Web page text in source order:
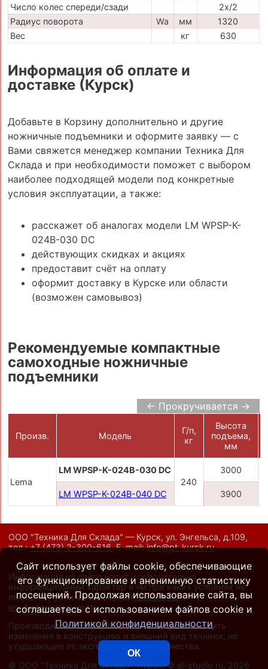
Число колес спереди/сзади
2x/2
Радиус поворота
Wa мм
1320
Вес
кг 630
Информация об оплате и
доставке (Курск)
Добавьте в Корзину дополнительно и другие
ножничные подъемники и оформите заявку — с
Вами свяжется менеджер компании Техника Для
Склада и при необходимости поможет с выбором
наиболее подходящей модели под конкретные
условия эксплуатации, а также:
расскажет об аналогах модели LM WPSP-K-
024B-030 DC
действующих скидках и акциях
предоставит счёт на оплату
оформит доставку в Курске или области
(возможен самовывоз)
Рекомендуемые компактные
самоходные ножничные
подъемники
← Прокручивается →
Произв. Модель
Г/п,
кг
Высота
подъема,
мм
Lema
LM WPSP-K-024B-030 DC
240
3000
LM WPSP-K-024B-040 DC 3900
ООО "Техника Для Склада" — Курск, ул. Энгельса, д.109,
тел.:+7 (473) 2-300-616,E-mail:info@pt-kursk.ru
Информация на сайте носит исключительно
информационный характер и ни при каких условиях не
является публичной офертой.Политика
конфиденциальности.
Производители оставляют за собой право вносить
изменения в конструкцию и внешний вид техники, не
ухудшающие ее эксплуатационные качества.
© ООО "Техника Для Склада", Курск, © al-studio.ru , 2026
Сайт использует файлы cookie, обеспечивающие
его функционирование и анонимную статистику
посещений. Продолжая использование сайта, вы
соглашаетесь с использованием файлов cookie и
Политикой конфиденциальности
ОК